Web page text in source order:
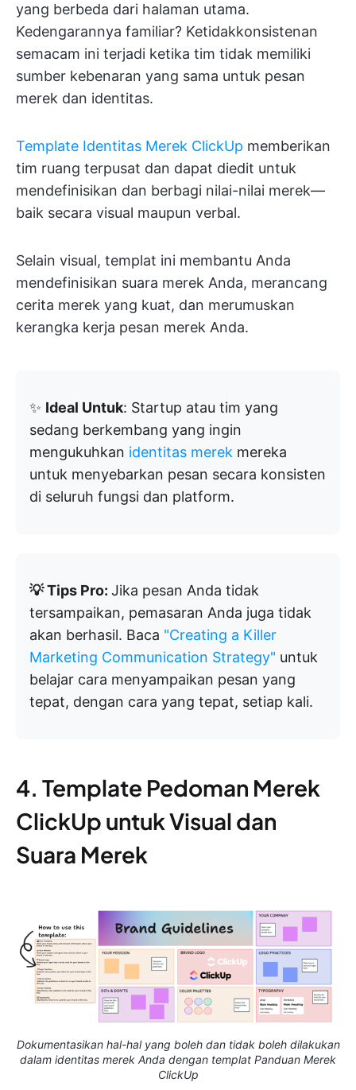
yang berbeda dari halaman utama.
Kedengarannya familiar? Ketidakkonsistenan
semacam ini terjadi ketika tim tidak memiliki
sumber kebenaran yang sama untuk pesan
merek dan identitas.
Template Identitas Merek ClickUp memberikan
tim ruang terpusat dan dapat diedit untuk
mendefinisikan dan berbagi nilai-nilai merek—
baik secara visual maupun verbal.
Selain visual, templat ini membantu Anda
mendefinisikan suara merek Anda, merancang
cerita merek yang kuat, dan merumuskan
kerangka kerja pesan merek Anda.
✨ Ideal Untuk: Startup atau tim yang
sedang berkembang yang ingin
mengukuhkan identitas merek mereka
untuk menyebarkan pesan secara konsisten
di seluruh fungsi dan platform.
💡 Tips Pro: Jika pesan Anda tidak
tersampaikan, pemasaran Anda juga tidak
akan berhasil. Baca "Creating a Killer
Marketing Communication Strategy" untuk
belajar cara menyampaikan pesan yang
tepat, dengan cara yang tepat, setiap kali.
4. Template Pedoman Merek
ClickUp untuk Visual dan
Suara Merek
Dokumentasikan hal-hal yang boleh dan tidak boleh dilakukan
dalam identitas merek Anda dengan templat Panduan Merek
ClickUp